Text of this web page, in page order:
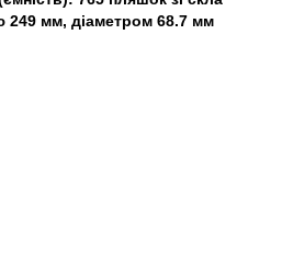
мм, діаметром 68.7 мм